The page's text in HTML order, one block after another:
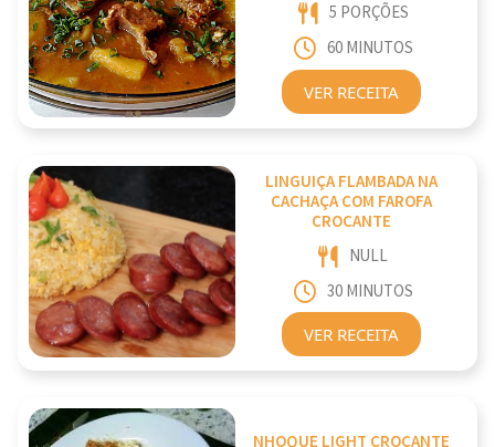
5 PORÇÕES
60 MINUTOS
VER RECEITA
LINGUIÇA FLAMBADA NA
CACHAÇA COM FAROFA
CROCANTE
NULL
30 MINUTOS
VER RECEITA
NHOQUE LIGHT CROCANTE